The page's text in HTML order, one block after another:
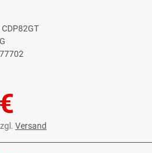
CDP82GT
Versand